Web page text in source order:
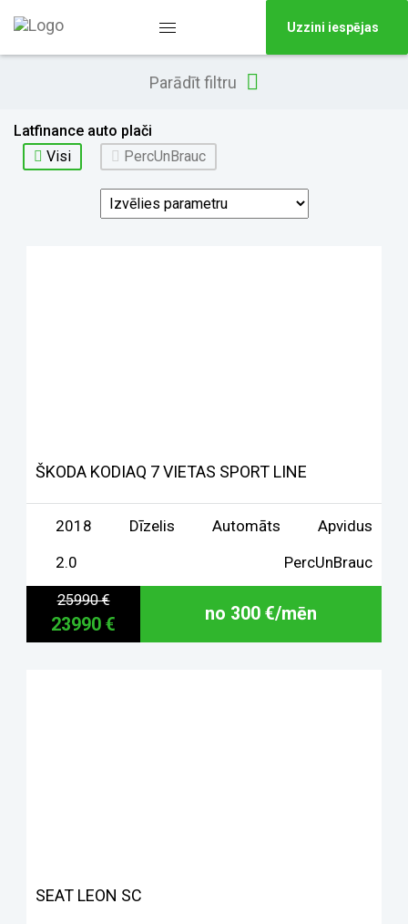
Uzzini iespējas
Parādīt filtru
Latfinance auto plači
Visi
PercUnBrauc
ŠKODA KODIAQ 7 VIETAS SPORT LINE
2018 Dīzelis Automāts
Apvidus
2.0
PercUnBrauc
25990 €
23990 €
no 300 €/mēn
SEAT LEON SC